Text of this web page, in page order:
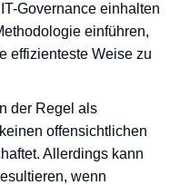
Governance einhalten
einführen,
effizienteste Weise zu
der Regel als
offensichtlichen
Allerdings kann
wenn